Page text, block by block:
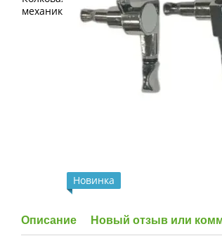
Новинка
Описание Новый отзыв или